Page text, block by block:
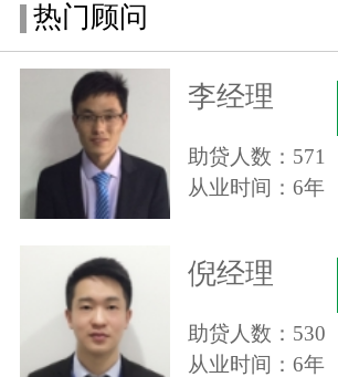
热门顾问
李经理
助贷人数：571
从业时间：6年
倪经理
助贷人数：530
从业时间：6年